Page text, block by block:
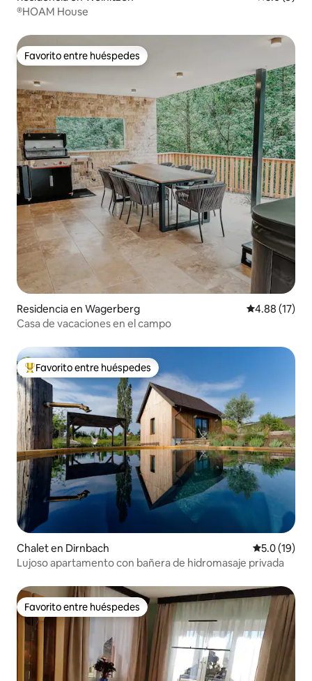
®HOAM House
Favorito entre huéspedes
Favorito entre huéspedes
Residencia en Wagerberg Calificación
4.88 (17)
Casa de vacaciones en el campo
De los mejores en Favorito entre huéspedes
Favorito entre huéspedes
Chalet en Dirnbach Calificación
5.0 (19)
Lujoso apartamento con bañera de hidromasaje privada
Favorito entre huéspedes
Favorito entre huéspedes